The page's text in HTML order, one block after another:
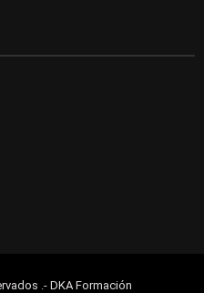
.- DKA Formación